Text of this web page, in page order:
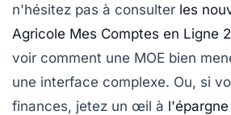
n'hésitez pas à consulter les
Agricole Mes Comptes en Ligne
voir comment une MOE bien
une interface complexe. Ou, si
finances, jetez un œil à